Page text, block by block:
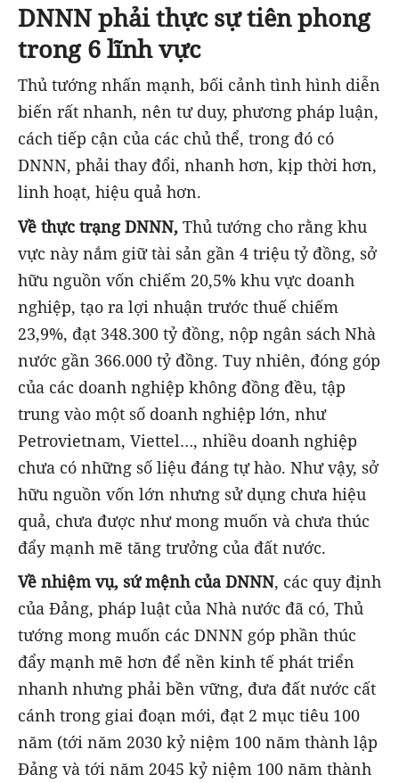
DNNN phải thực sự tiên phong
trong 6 lĩnh vực
Thủ tướng nhấn mạnh, bối cảnh tình hình diễn
biến rất nhanh, nên tư duy, phương pháp luận,
cách tiếp cận của các chủ thể, trong đó có
DNNN, phải thay đổi, nhanh hơn, kịp thời hơn,
linh hoạt, hiệu quả hơn.
Về thực trạng DNNN, Thủ tướng cho rằng khu
vực này nắm giữ tài sản gần 4 triệu tỷ đồng, sở
hữu nguồn vốn chiếm 20,5% khu vực doanh
nghiệp, tạo ra lợi nhuận trước thuế chiếm
23,9%, đạt 348.300 tỷ đồng, nộp ngân sách Nhà
nước gần 366.000 tỷ đồng. Tuy nhiên, đóng góp
của các doanh nghiệp không đồng đều, tập
trung vào một số doanh nghiệp lớn, như
Petrovietnam, Viettel…, nhiều doanh nghiệp
chưa có những số liệu đáng tự hào. Như vậy, sở
hữu nguồn vốn lớn nhưng sử dụng chưa hiệu
quả, chưa được như mong muốn và chưa thúc
đẩy mạnh mẽ tăng trưởng của đất nước.
Về nhiệm vụ, sứ mệnh của DNNN, các quy định
của Đảng, pháp luật của Nhà nước đã có, Thủ
tướng mong muốn các DNNN góp phần thúc
đẩy mạnh mẽ hơn để nền kinh tế phát triển
nhanh nhưng phải bền vững, đưa đất nước cất
cánh trong giai đoạn mới, đạt 2 mục tiêu 100
năm (tới năm 2030 kỷ niệm 100 năm thành lập
Đảng và tới năm 2045 kỷ niệm 100 năm thành